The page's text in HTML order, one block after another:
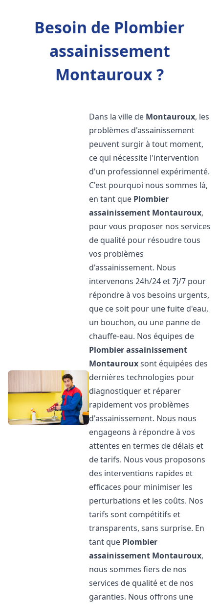
Besoin de Plombier
assainissement
Montauroux ?
Dans la ville de Montauroux, les
problèmes d'assainissement
peuvent surgir à tout moment,
ce qui nécessite l'intervention
d'un professionnel expérimenté.
C'est pourquoi nous sommes là,
en tant que Plombier
assainissement Montauroux,
pour vous proposer nos services
de qualité pour résoudre tous
vos problèmes
d'assainissement. Nous
intervenons 24h/24 et 7j/7 pour
répondre à vos besoins urgents,
que ce soit pour une fuite d'eau,
un bouchon, ou une panne de
chauffe-eau. Nos équipes de
Plombier assainissement
Montaurouxsont équipées des
dernières technologies pour
diagnostiquer et réparer
rapidement vos problèmes
d'assainissement. Nous nous
engageons à répondre à vos
attentes en termes de délais et
de tarifs. Nous vous proposons
des interventions rapides et
efficaces pour minimiser les
perturbations et les coûts. Nos
tarifs sont compétitifs et
transparents, sans surprise. En
tant que Plombier
assainissement Montauroux,
nous sommes fiers de nos
services de qualité et de nos
garanties. Nous offrons une